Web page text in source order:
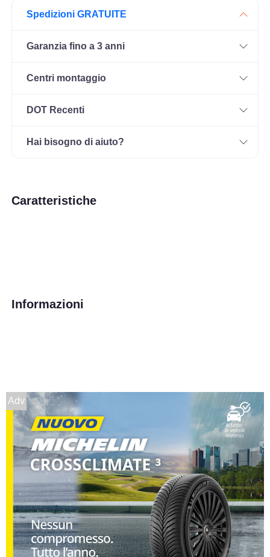
Spedizioni GRATUITE
Garanzia fino a 3 anni
Centri montaggio
DOT Recenti
Hai bisogno di aiuto?
Caratteristiche
Informazioni
Adv